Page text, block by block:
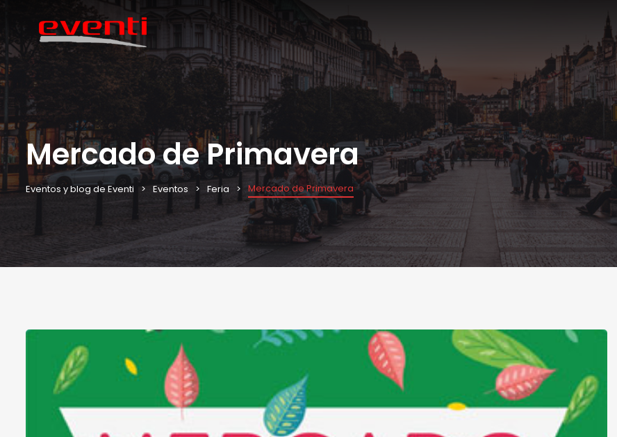
Mercado de Primavera
Eventos y blog de Eventi Eventos Feria Mercado de Primavera